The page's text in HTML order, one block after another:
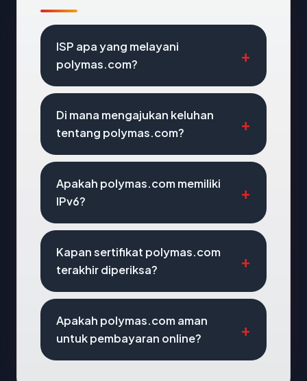
ISP apa yang melayani
polymas.com?
Di mana mengajukan keluhan
tentang polymas.com?
Apakah polymas.com memiliki
IPv6?
Kapan sertifikat polymas.com
terakhir diperiksa?
Apakah polymas.com aman
untuk pembayaran online?